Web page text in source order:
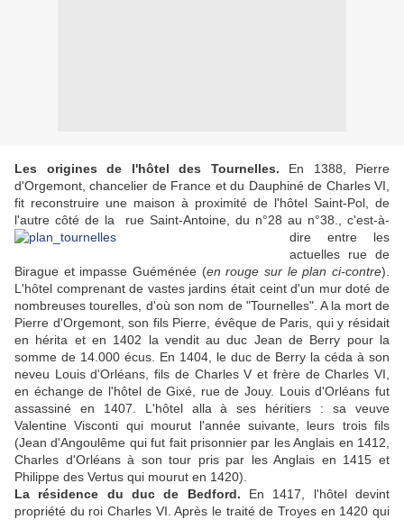
Les origines de l'hôtel des Tournelles. En 1388, Pierre
d'Orgemont, chancelier de France et du Dauphiné de Charles VI,
fit reconstruire une maison à proximité de l'hôtel Saint-Pol, de
l'autre côté de la rue Saint-Antoine, du n°28 au n°38., c'est-à-
dire entre les
actuelles rue de
Birague et impasse Guéménée (en rouge sur le plan ci-contre).
L'hôtel comprenant de vastes jardins était ceint d'un mur doté de
nombreuses tourelles, d'où son nom de "Tournelles". A la mort de
Pierre d'Orgemont, son fils Pierre, évêque de Paris, qui y résidait
en hérita et en 1402 la vendit au duc Jean de Berry pour la
somme de 14.000 écus. En 1404, le duc de Berry la céda à son
neveu Louis d'Orléans, fils de Charles V et frère de Charles VI,
en échange de l'hôtel de Gixé, rue de Jouy. Louis d'Orléans fut
assassiné en 1407. L'hôtel alla à ses héritiers : sa veuve
Valentine Visconti qui mourut l'année suivante, leurs trois fils
(Jean d'Angoulême qui fut fait prisonnier par les Anglais en 1412,
Charles d'Orléans à son tour pris par les Anglais en 1415 et
Philippe des Vertus qui mourut en 1420).
La résidence du duc de Bedford. En 1417, l'hôtel devint
propriété du roi Charles VI. Après le traité de Troyes en 1420 qui